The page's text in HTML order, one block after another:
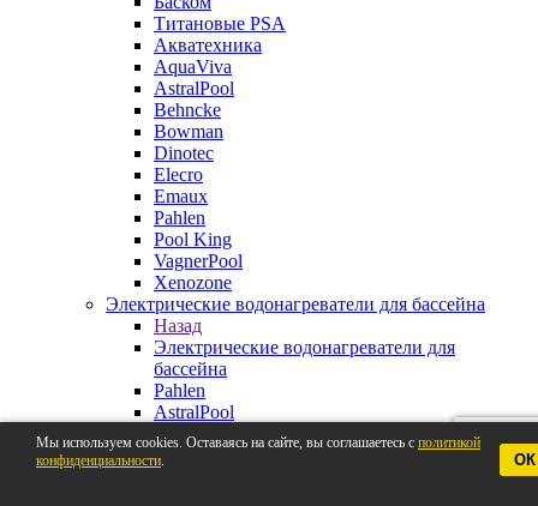
Титановые PSA
Акватехника
AquaViva
AstralPool
Behncke
Bowman
Dinotec
Elecro
Emaux
Pahlen
Pool King
VagnerPool
Xenozone
Электрические водонагреватели для бассейна
Назад
Электрические водонагреватели для
бассейна
Pahlen
AstralPool
Aquaviva
Behncke
Мы используем cookies. Оставаясь на сайте, вы соглашаетесь с политикой
конфиденциальности. ОК